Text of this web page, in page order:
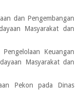
dan Pengembangan
Masyarakat dan
Pengelolaan Keuangan
Masyarakat dan
Pekon pada Dinas